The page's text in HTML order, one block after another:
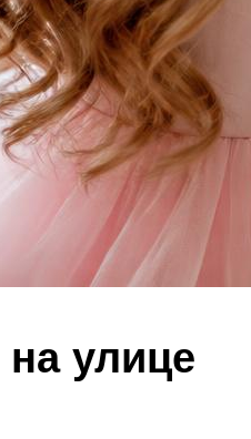
улице